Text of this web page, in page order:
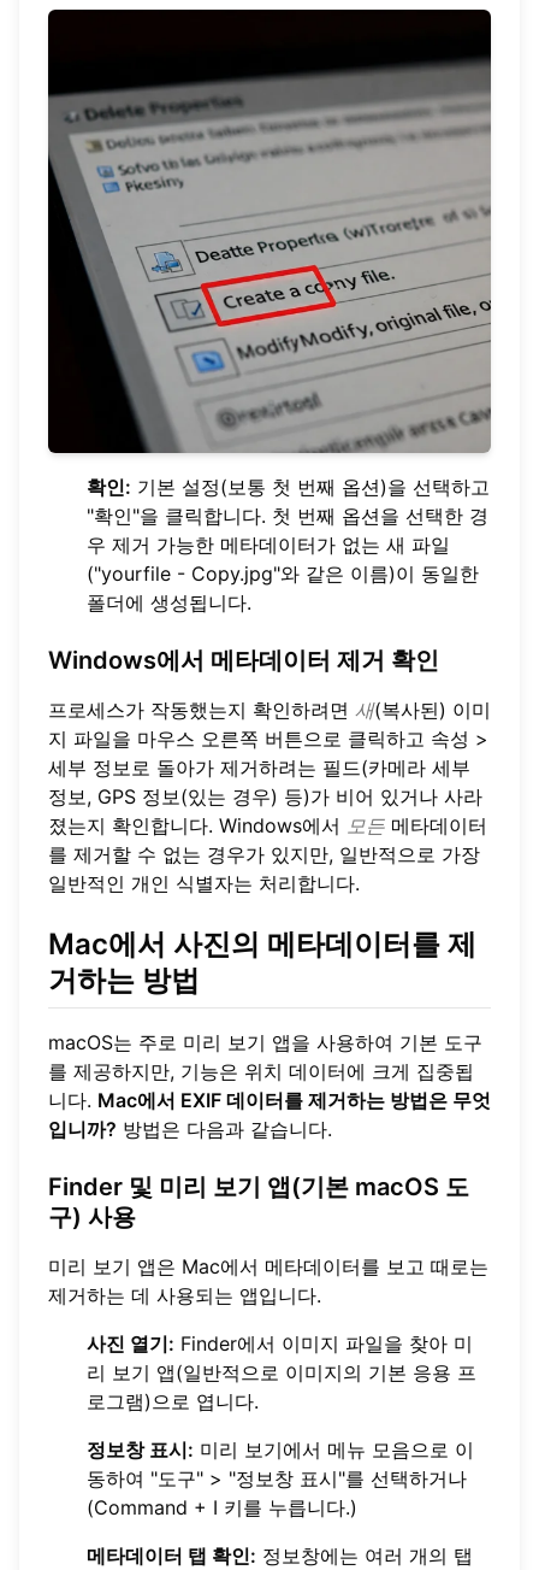
확인: 기본 설정(보통 첫 번째 옵션)을 선택하고
"확인"을 클릭합니다. 첫 번째 옵션을 선택한 경
우 제거 가능한 메타데이터가 없는 새 파일
("yourfile - Copy.jpg"와 같은 이름)이 동일한
폴더에 생성됩니다.
Windows에서 메타데이터 제거 확인
프로세스가 작동했는지 확인하려면 새(복사된) 이미
지 파일을 마우스 오른쪽 버튼으로 클릭하고 속성 >
세부 정보로 돌아가 제거하려는 필드(카메라 세부
정보, GPS 정보(있는 경우) 등)가 비어 있거나 사라
졌는지 확인합니다. Windows에서 모든 메타데이터
를 제거할 수 없는 경우가 있지만, 일반적으로 가장
일반적인 개인 식별자는 처리합니다.
Mac에서 사진의 메타데이터를 제
거하는 방법
macOS는 주로 미리 보기 앱을 사용하여 기본 도구
를 제공하지만, 기능은 위치 데이터에 크게 집중됩
니다. Mac에서 EXIF 데이터를 제거하는 방법은 무엇
입니까? 방법은 다음과 같습니다.
Finder 및 미리 보기 앱(기본 macOS 도
구) 사용
미리 보기 앱은 Mac에서 메타데이터를 보고 때로는
제거하는 데 사용되는 앱입니다.
사진 열기: Finder에서 이미지 파일을 찾아 미
리 보기 앱(일반적으로 이미지의 기본 응용 프
로그램)으로 엽니다.
정보창 표시: 미리 보기에서 메뉴 모음으로 이
동하여 "도구" > "정보창 표시"를 선택하거나
(Command + I 키를 누릅니다.)
메타데이터 탭 확인: 정보창에는 여러 개의 탭